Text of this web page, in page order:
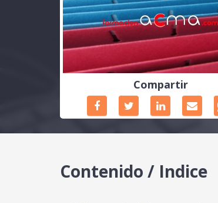
Compartir
Contenido / Indice